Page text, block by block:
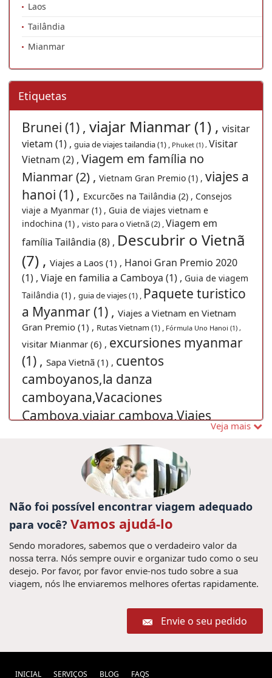
Laos
Tailândia
Mianmar
Etiquetas
Brunei (1) , viajar Mianmar (1) , visitar
vietam (1) , guia de viajes tailandia (1) , Phuket (1) , Visitar
Vietnam (2) , Viagem em família no
Mianmar (2) , Vietnam Gran Premio (1) , viajes a
hanoi (1) , Excurcões na Tailândia (2) , Consejos
viaje a Myanmar (1) , Guia de viajes vietnam e
indochina (1) , visto para o Vietnã (2) ,Viagem em
família Tailândia (8) , Descubrir o Vietnã
(7) , Viajes a Laos (1) , Hanoi Gran Premio 2020
(1) , Viaje en familia a Camboya (1) , Guia de viagem
Tailândia (1) , guia de viajes (1) , Paquete turistico
a Myanmar (1) , Viajes a Vietnam en Vietnam
Gran Premio (1) , Rutas Vietnam (1) , Fórmula Uno Hanoi (1) ,
visitar Mianmar (6) , excursiones myanmar
(1) , Sapa Vietnã (1) , cuentos
camboyanos,la danza
camboyana,Vacaciones
Camboya,viajar camboya,Viajes
Viaje a Laos (1) ,
Vacación en Vietnam (1) , Siem Reap (1) ,
para o Vietnã Grande Prêmio 2020 (2) ,
viagem no Hoian (1) ,Visitar Danang, Vietnã (1) ,
turismo en camboya (1) ,Viagem ao Vietnã
(23) ,Férias Camboja, Férias no
Camboja, Viaja ao Camboja,
Visitar o Camboja, Viagem em
família Camboja, Excurcoes
Camboja, Turismo no Camboja,
Viagem barata ao Camboja,
Pacotes de viagens Camboja,
Pacote de viagem ao Camboja,
Veja mais
Não foi possível encontrar viagem adequado
para você? Vamos ajudá-lo
Sendo moradores, sabemos que o verdadeiro valor da
nossa terra. Nós sempre ouvir e organizar tudo como o seu
desejo. Por favor, por favor envie-nos tudo sobre a sua
viagem, nós lhe enviaremos melhores ofertas rapidamente.
Envie o seu pedido
INICIAL SERVIÇOS BLOG
FAQS